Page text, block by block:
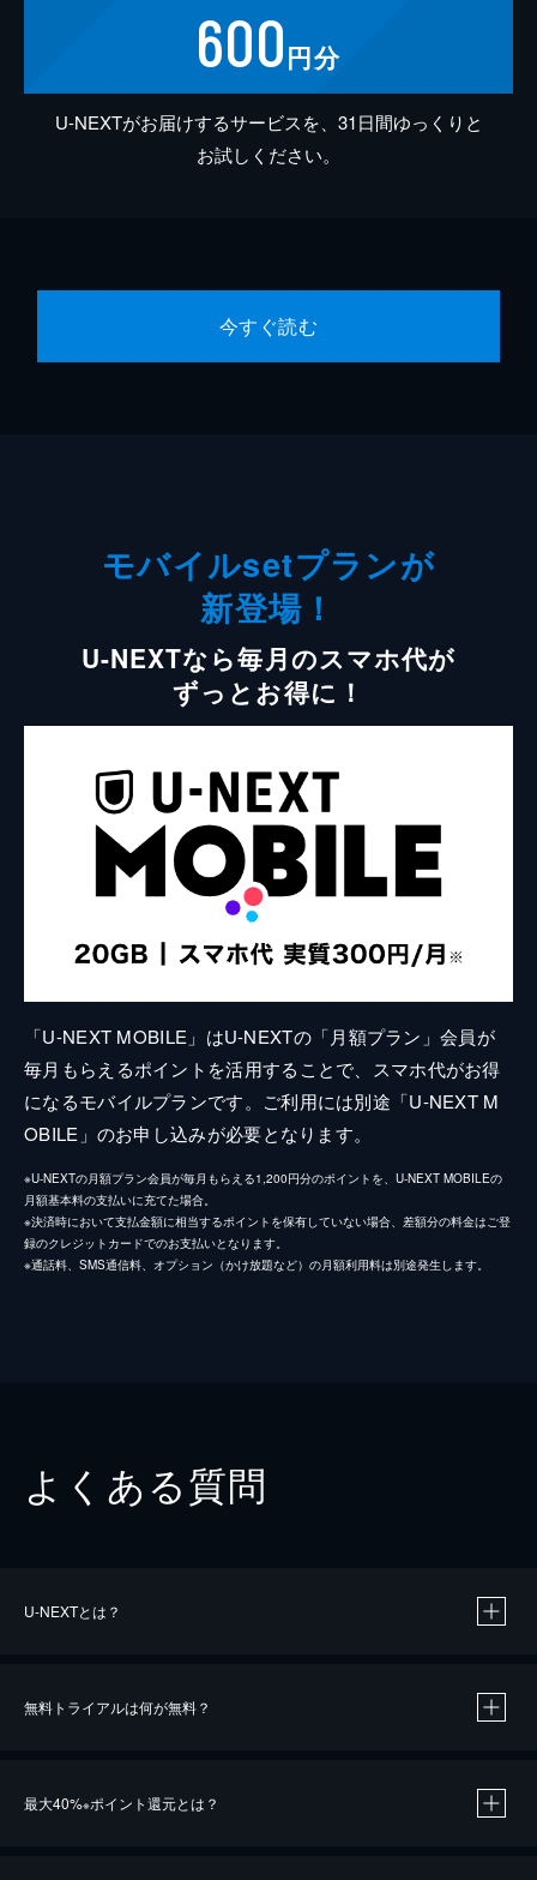
600円分
U-NEXTがお届けするサービスを、31日間ゆっくりと
お試しください。
今すぐ読む
モバイルsetプランが
新登場！
U-NEXTなら毎月のスマホ代が
ずっとお得に！
「U-NEXT MOBILE」はU-NEXTの「月額プラン」会員が
毎月もらえるポイントを活用することで、スマホ代がお得
になるモバイルプランです。ご利用には別途「U-NEXT M
OBILE」のお申し込みが必要となります。
※U-NEXTの月額プラン会員が毎月もらえる1,200円分のポイントを、U-NEXT MOBILEの
月額基本料の支払いに充てた場合。
※決済時において支払金額に相当するポイントを保有していない場合、差額分の料金はご登
録のクレジットカードでのお支払いとなります。
※通話料、SMS通信料、オプション（かけ放題など）の月額利用料は別途発生します。
よくある質問
U-NEXTとは？
無料トライアルは何が無料？
最大40%※ポイント還元とは？